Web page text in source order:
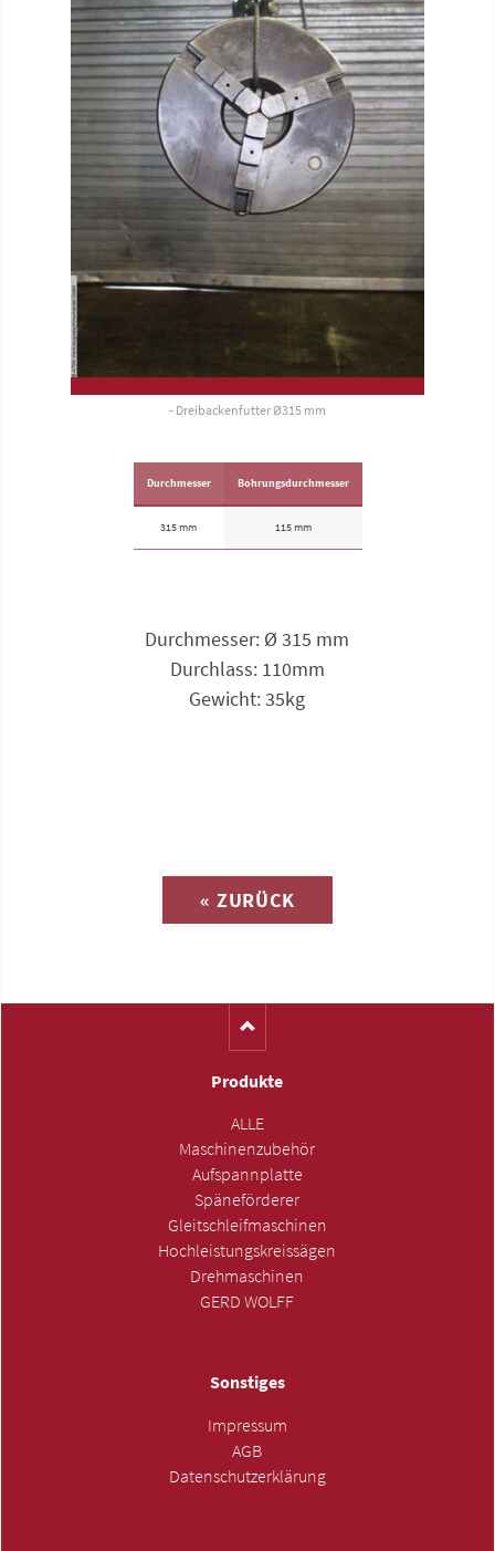
- Dreibackenfutter Ø315 mm
Durchmesser
315 mm
Bohrungsdurchmesser
115 mm
Durchmesser: Ø 315 mm
Durchlass: 110mm
Gewicht: 35kg
« ZURÜCK
Produkte
ALLE
Maschinenzubehör
Aufspannplatte
Späneförderer
Gleitschleifmaschinen
Hochleistungskreissägen
Drehmaschinen
GERD WOLFF
Sonstiges
Impressum
AGB
Datenschutzerklärung